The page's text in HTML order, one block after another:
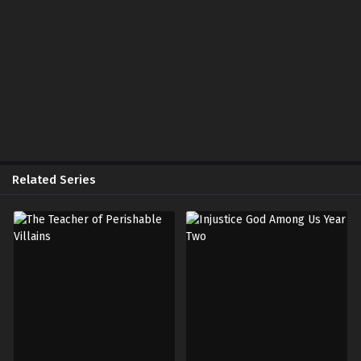
Chapter 74
April 15, 2026
Related Series